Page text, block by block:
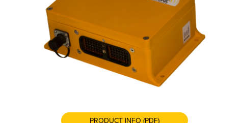
PRODUCT INFO (PDF)